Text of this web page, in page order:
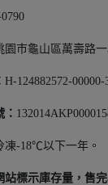
園巿龜山區萬壽路
H-124882572-00000-
凍-18℃以下一年。
站標示庫存量，售完